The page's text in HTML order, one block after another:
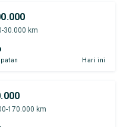
30.000 km
Hari ini
170.000 km